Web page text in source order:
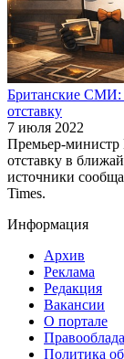
Британские СМИ:
отставку
7 июля 2022
Премьер-министр
отставку в
источники
Times.
Информация
Архив
Реклама
Редакция
Вакансии
О портале
Политика